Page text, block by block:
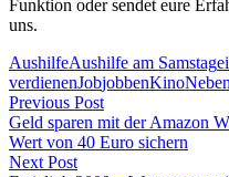
Funktion oder sendet eure
uns.
AushilfeAushilfe am Samstag
verdienenJobjobbenKino
Post
navigation
Previous Post
Geld sparen mit der Amazon
Wert von 40 Euro sichern
Next Post